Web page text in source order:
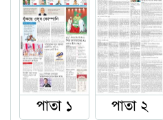
পাতা ১ পাতা ২